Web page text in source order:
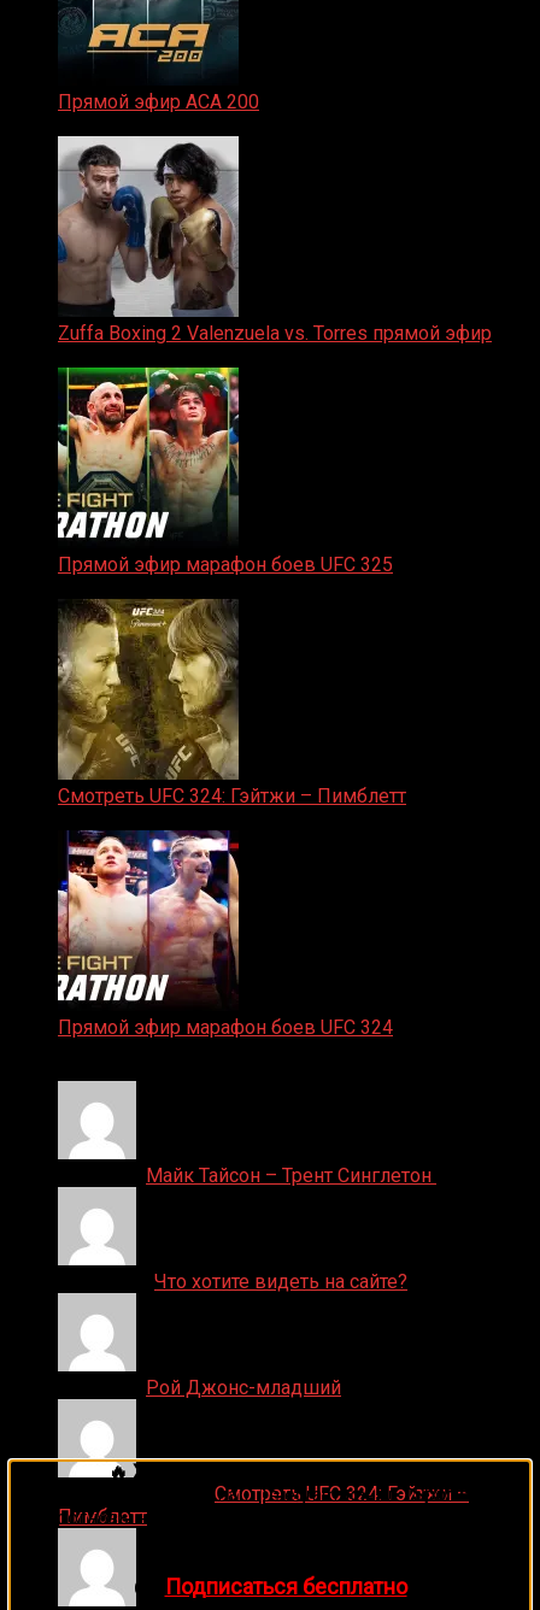
Прямой эфир ACA 200
Zuffa Boxing 2 Valenzuela vs. Torres прямой эфир
Прямой эфир марафон боев UFC 325
Смотреть UFC 324: Гэйтжи – Пимблетт
Прямой эфир марафон боев UFC 324
Майк Тайсон – Трент Синглетон
Что хотите видеть на сайте?
Рой Джонс-младший
Смотреть UFC 324: Гэйтжи –
Пимблетт
🔥 Хочешь зарабатывать на спорте?
Подписывайся на наш Telegram-канал1Sports
прогнозы на единоборства и другие виды спорта
👉 Подписаться бесплатно